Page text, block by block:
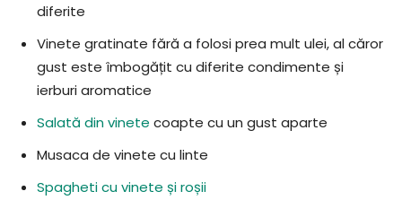
diferite
Vinete gratinate fără a folosi prea mult ulei, al căror
gust este îmbogățit cu diferite condimente și
ierburi aromatice
Salată din vinete coapte cu un gust aparte
Musaca de vinete cu linte
Spagheti cu vinete și roșii